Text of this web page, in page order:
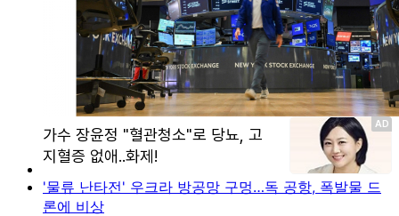
'물류 난타전' 우크라 방공망 구멍…독 공항, 폭발물 드
론에 비상